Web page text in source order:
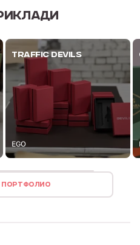
TRAFFIC DEVILS
EGO
ПОРТФОЛИО